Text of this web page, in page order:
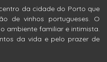
da cidade do Porto que
de vinhos portugueses. O
ambiente familiar e intimista.
da vida e pelo prazer de